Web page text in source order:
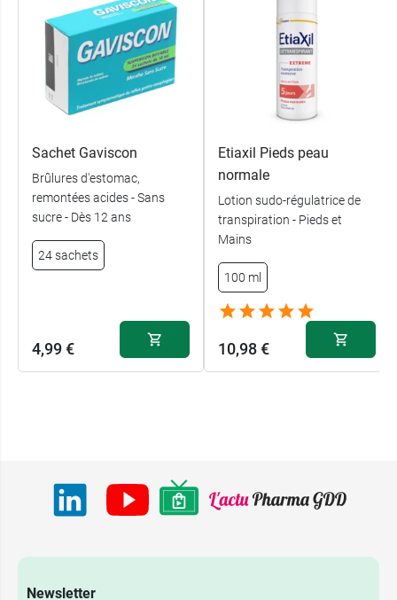
Sachet Gaviscon
Brûlures d'estomac,
remontées acides - Sans
sucre - Dès 12 ans
24 sachets
4,99 €
Etiaxil Pieds peau
normale
Lotion sudo-régulatrice de
transpiration - Pieds et
Mains
100 ml
10,98 €
Newsletter